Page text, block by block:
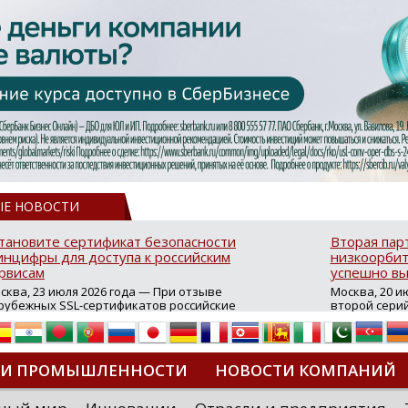
НОВОСТИ
сертификат безопасности
для доступа к российским
23 июля 2026 года — При отзыве
SSL-сертификатов российские
могут некорректно открываться в
браузерах (Google Chrome,
Edge и др.), а соединение с сервисами
ресурсы уже сообщили о
недоступности и ошибках при
из-за отзывов сертификатов
Вторая
успешно
Москва, 20
второй
аппаратов,
масштабной
интернет с
из
«Экономика
ПРОМЫШЛЕННОСТИ НОВОСТИ КОМПАНИЙ